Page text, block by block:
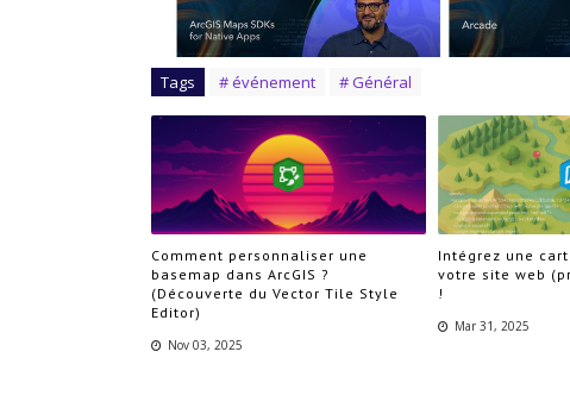
Tags # événement # Général
Comment personnaliser une
basemap dans ArcGIS ?
(Découverte du Vector Tile Style
Editor)
Nov 03, 2025
Intégrez une
votre site web
!
Mar 31, 2025